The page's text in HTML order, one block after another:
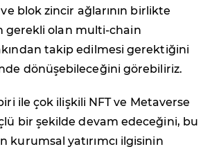
blok zincir ağlarının birlikte
gerekli olan multi-chain
takip edilmesi gerektiğini
dönüşebileceğini görebiliriz.
ile çok ilişkili NFT ve Metaverse
bir şekilde devam edeceğini, bu
kurumsal yatırımcı ilgisinin